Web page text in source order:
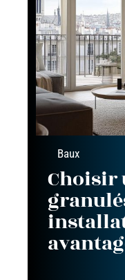
Baux
Choisir